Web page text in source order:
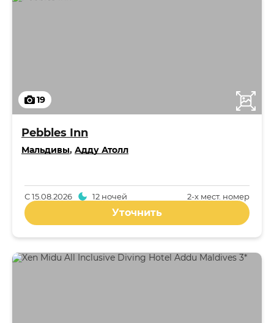
19
Pebbles Inn
Мальдивы, Адду Атолл
2-x мест. номер
С15.08.2026 12 ночей
Уточнить